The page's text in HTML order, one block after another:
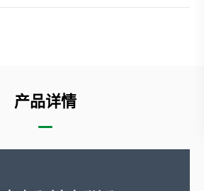
产品详情